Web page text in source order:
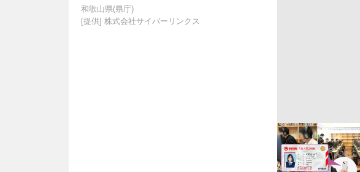
和歌山県(県庁)
[提供] 株式会社サイバーリンクス